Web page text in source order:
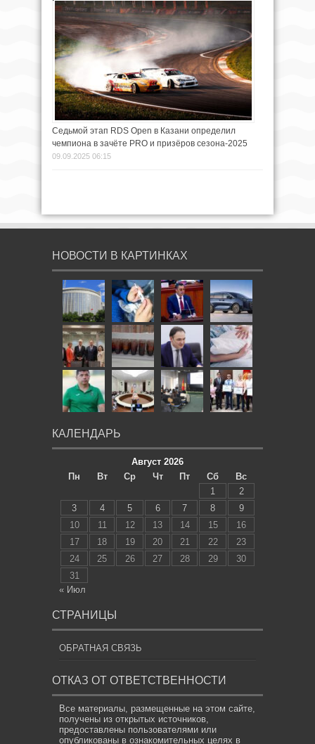
Седьмой этап RDS Open в Казани определил
чемпиона в зачёте PRO и призёров сезона-2025
09.09.2025 06:15
НОВОСТИ В КАРТИНКАХ
КАЛЕНДАРЬ
Август 2026
Пн
Вт Ср Чт Пт Сб
Вс
1
2
3
4 5 6 7 8
9
10
11 12 13 14 15
16
17
18 19 20 21 22
23
24
25 26 27 28 29
30
31
« Июл
СТРАНИЦЫ
ОБРАТНАЯ СВЯЗЬ
ОТКАЗ ОТ ОТВЕТСТВЕННОСТИ
Все материалы, размещенные на этом сайте,
получены из открытых источников,
предоставлены пользователями или
опубликованы в ознакомительных целях в